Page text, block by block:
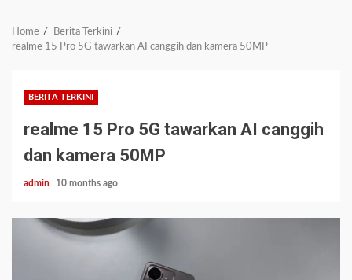
Home
Berita Terkini
realme 15 Pro 5G tawarkan AI canggih dan kamera 50MP
BERITA TERKINI
realme 15 Pro 5G tawarkan AI canggih
dan kamera 50MP
admin 10 months ago